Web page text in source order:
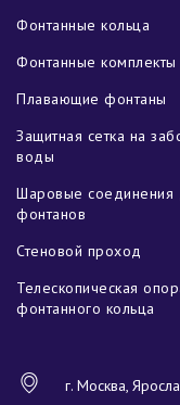
Фонтанные кольца
Фонтанные комплекты
Плавающие фонтаны
Защитная сетка на
воды
Шаровые соединения
фонтанов
Стеновой проход
Телескопическая
фонтанного кольца
г. Москва,